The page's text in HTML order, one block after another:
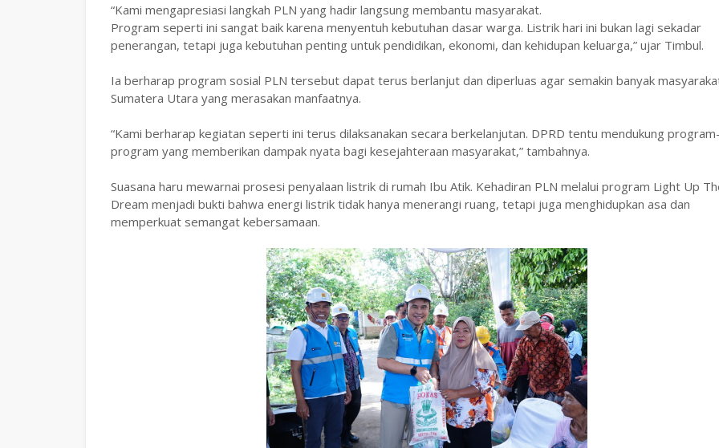
“Kami mengapresiasi langkah PLN yang hadir langsung membantu masyarakat.
Program seperti ini sangat baik karena menyentuh kebutuhan dasar warga. Listrik hari ini bukan lagi sekadar
penerangan, tetapi juga kebutuhan penting untuk pendidikan, ekonomi, dan kehidupan keluarga,” ujar Timbul.
Ia berharap program sosial PLN tersebut dapat terus berlanjut dan diperluas agar semakin banyak
Sumatera Utara yang merasakan manfaatnya.
“Kami berharap kegiatan seperti ini terus dilaksanakan secara berkelanjutan. DPRD tentu mendukung
program yang memberikan dampak nyata bagi kesejahteraan masyarakat,” tambahnya.
Suasana haru mewarnai prosesi penyalaan listrik di rumah Ibu Atik. Kehadiran PLN melalui program Light Up
Dream menjadi bukti bahwa energi listrik tidak hanya menerangi ruang, tetapi juga menghidupkan asa dan
memperkuat semangat kebersamaan.